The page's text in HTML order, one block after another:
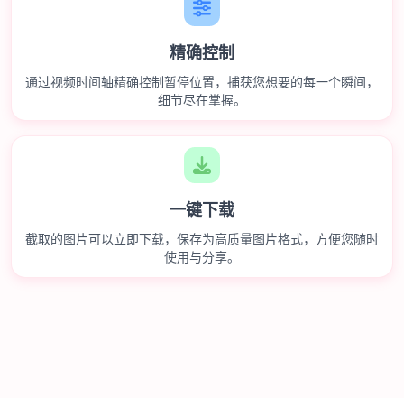
精确控制
通过视频时间轴精确控制暂停位置，捕获您想要的每一个瞬间，
细节尽在掌握。
一键下载
截取的图片可以立即下载，保存为高质量图片格式，方便您随时
使用与分享。